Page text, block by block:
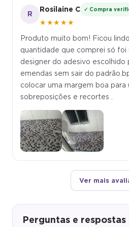
R
Rosilaine C
★★★★★
Produto muito bom! Ficou
quantidade que comprei só foi
designer do adesivo escolhido
emendas sem sair do
colocar uma margem boa para
sobreposições e recortes .
Perguntas e respostas